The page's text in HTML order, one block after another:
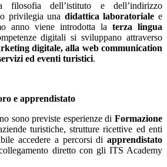
filosofia dell’istituto e dell’indirizzo
privilegia una didattica laboratoriale e
anno viene introdotta la terza lingua
digitali si sviluppano attraverso
digitale, alla web communication
ed eventi turistici.
e apprendistato
sono previste esperienze di Formazione
turistiche, strutture ricettive ed enti
accedere a percorsi di apprendistato
diretto con gli ITS Academy